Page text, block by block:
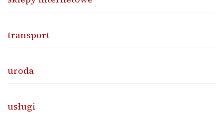
transport
uroda
usługi